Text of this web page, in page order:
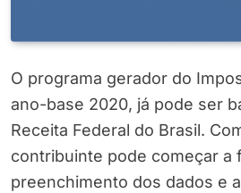
O programa gerador do
ano-base 2020, já pode ser
Receita Federal do Brasil.
contribuinte pode começar a
preenchimento dos dados e